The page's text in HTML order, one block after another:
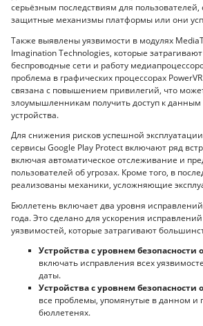
серьёзным последствиям для
защитные механизмы платформы или они
Также выявлены уязвимости в модулях
Imagination Technologies, которые
беспроводные сети и работу
проблема в графических процессорах
связана с повышением привилегий, что
злоумышленникам получить доступ к
устройства.
Для снижения рисков успешной
сервисы Google Play Protect включают ряд
включая автоматическое отслеживание и
пользователей об угрозах. Кроме того, в
реализованы механики, усложняющие
Бюллетень включает два уровня
года. Это сделано для ускорения
уязвимостей, которые затрагивают
Устройства с уровнем безопасности
включать исправления всех
даты.
Устройства с уровнем безопасности
все проблемы, упомянутые в данном и
бюллетенях.